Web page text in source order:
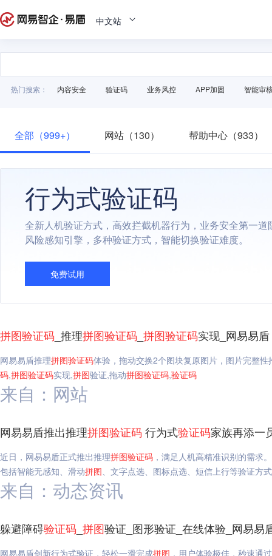
中文站
热门搜索： 内容安全 验证码 业务风控 APP加固 智能审
全部（999+） 网站（130） 帮助中心（933）
行为式验证码
全新人机验证方式，高效拦截机器行为，业务安全第一道
风险感知引擎，多种验证方式，智能切换验证难度。
免费试用
拼图验证码 _推理拼图验证码 拼图验证码实现_网易易盾
网易易盾推理拼图验证码体验，拖动交换2个图块复原图片，图片完整
码,拼图验证码实现,拼图验证,拖动拼图验证码,验证码
来自：网站
网易易盾推出推理拼图验证码 行为式验证码家族再添一
近日，网易易盾正式推出推理拼图验证码 ，满足人机高精准识别的需求
包括智能无感知、滑动拼图、文字点选、图标点选、短信上行等验证方
来自：动态资讯
躲避障碍验证码 拼图验证_图形验证_在线体验_网易易
网易易盾创新行为式验证，轻松一滑完成拼图 ，用户体验极佳，秒速通